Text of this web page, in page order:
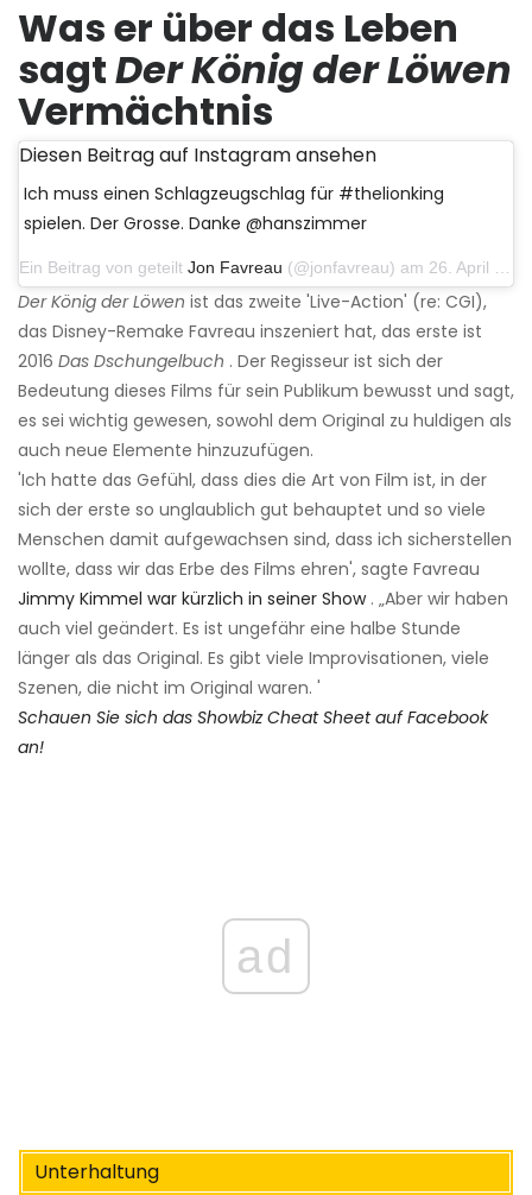
Was er über das Leben
sagtDer König der Löwen
Vermächtnis
Diesen Beitrag auf Instagram ansehen
Ich muss einen Schlagzeugschlag für #thelionking
spielen. Der Grosse. Danke @hanszimmer
Ein Beitrag von geteilt Jon Favreau (@jonfavreau) am 26. April 2019 um 18:18 Uhr PDT
Der König der Löwen ist das zweite 'Live-Action' (re: CGI),
das Disney-Remake Favreau inszeniert hat, das erste ist
2016 Das Dschungelbuch . Der Regisseur ist sich der
Bedeutung dieses Films für sein Publikum bewusst und sagt,
es sei wichtig gewesen, sowohl dem Original zu huldigen als
auch neue Elemente hinzuzufügen.
'Ich hatte das Gefühl, dass dies die Art von Film ist, in der
sich der erste so unglaublich gut behauptet und so viele
Menschen damit aufgewachsen sind, dass ich sicherstellen
wollte, dass wir das Erbe des Films ehren', sagte Favreau
Jimmy Kimmel war kürzlich in seiner Show. „Aber wir haben
auch viel geändert. Es ist ungefähr eine halbe Stunde
länger als das Original. Es gibt viele Improvisationen, viele
Szenen, die nicht im Original waren. '
Schauen Sie sich das Showbiz Cheat Sheet auf Facebook
an!
ad
Unterhaltung